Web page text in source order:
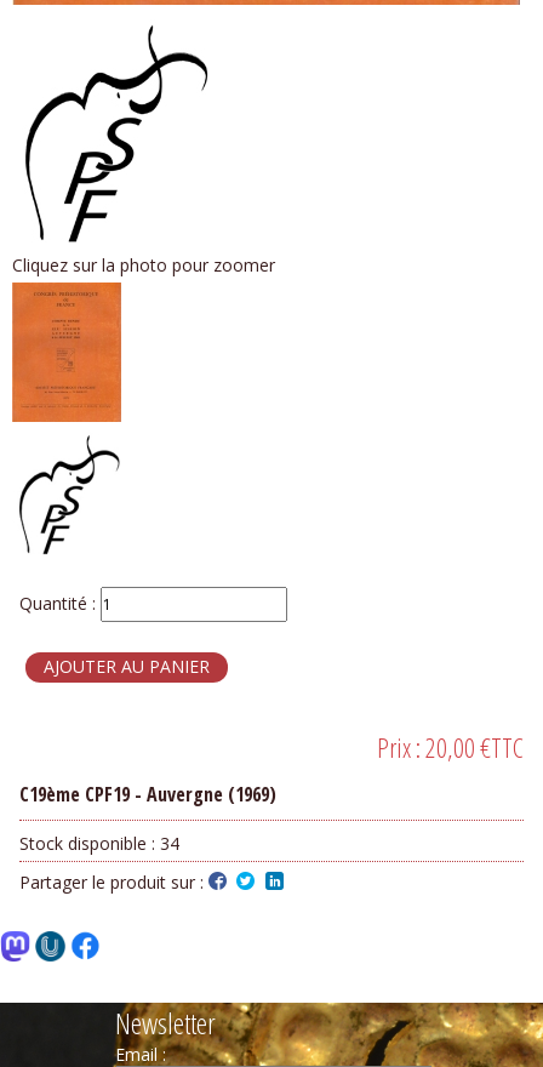
Cliquez sur la photo pour zoomer
Quantité :
Prix :20,00 €TTC
C19ème CPF19 - Auvergne (1969)
Stock disponible :34
Partager le produit sur :
Newsletter
Email :